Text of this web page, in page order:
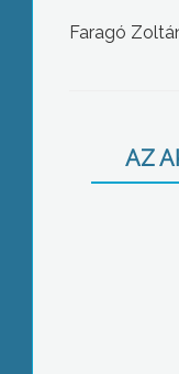
Faragó
AZ